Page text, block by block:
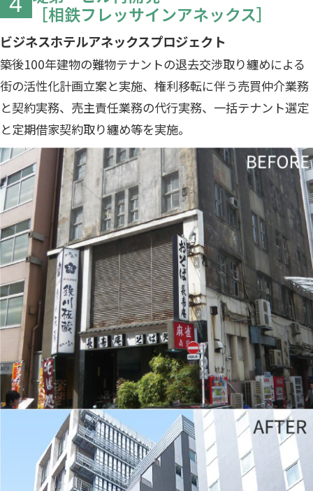
［相鉄フレッサインアネックス］
ビジネスホテルアネックスプロジェクト
築後100年建物の難物テナントの退去交渉取り纏めによる
街の活性化計画立案と実施、権利移転に伴う売買仲介業務
と契約実務、売主責任業務の代行実務、一括テナント選定
と定期借家契約取り纏め等を実施。